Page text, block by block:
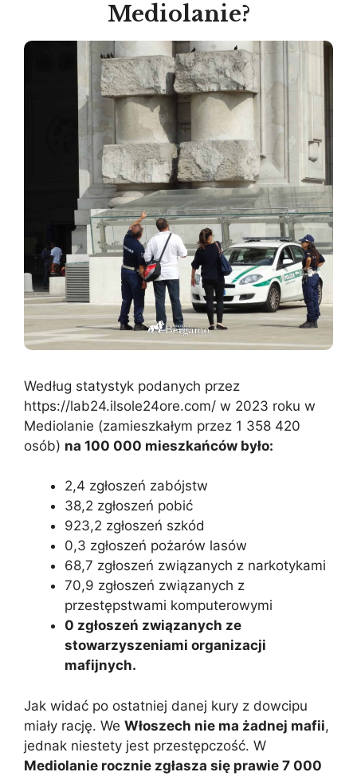
Mediolanie?
Według statystyk podanych przez
https://lab24.ilsole24ore.com/ w 2023 roku w
Mediolanie (zamieszkałym przez 1 358 420
osób) na 100 000 mieszkańców było:
2,4 zgłoszeń zabójstw
38,2 zgłoszeń pobić
923,2 zgłoszeń szkód
0,3 zgłoszeń pożarów lasów
68,7 zgłoszeń związanych z narkotykami
70,9 zgłoszeń związanych z
przestępstwami komputerowymi
0 zgłoszeń związanych ze
stowarzyszeniami organizacji
mafijnych.
Jak widać po ostatniej danej kury z dowcipu
miały rację. We Włoszech nie ma żadnej mafii,
jednak niestety jest przestępczość. W
Mediolanie rocznie zgłasza się prawie 7 000